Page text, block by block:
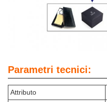
Parametri tecnici:
Attributo